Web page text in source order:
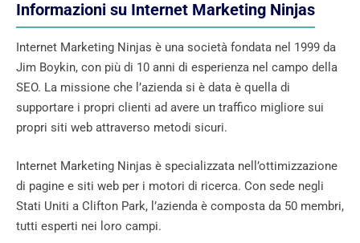
Informazioni su Internet Marketing Ninjas
Internet Marketing Ninjas è una società fondata nel 1999 da
Jim Boykin, con più di 10 anni di esperienza nel campo della
SEO. La missione che l’azienda si è data è quella di
supportare i propri clienti ad avere un traffico migliore sui
propri siti web attraverso metodi sicuri.
Internet Marketing Ninjas è specializzata nell’ottimizzazione
di pagine e siti web per i motori di ricerca. Con sede negli
Stati Uniti a Clifton Park, l’azienda è composta da 50 membri,
tutti esperti nei loro campi.